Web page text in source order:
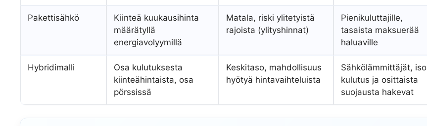
Pakettisähkö
Kiinteä kuukausihinta
määrätyllä
energiavolyymillä
Matala, riski ylitetyistä
rajoista (ylityshinnat)
Pienikuluttajille,
tasaista maksuerää
haluaville
Hybridimalli
Osa kulutuksesta
kiinteähintaista, osa
pörssissä
Keskitaso, mahdollisuus
hyötyä hintavaihteluista
Sähkölämmittäjät, iso
kulutus ja osittaista
suojausta hakevat